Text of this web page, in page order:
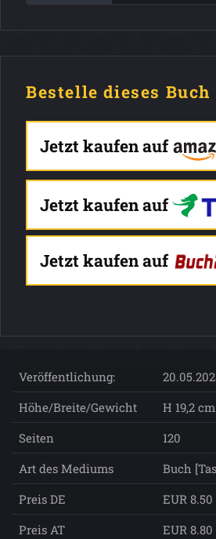
Bestelle dieses
Jetzt kaufen auf
Jetzt kaufen auf
Jetzt kaufen auf
Veröffentlichung:
Höhe/Breite/Gewicht
H 19,2
Seiten
120
Art des Mediums
Buch
Preis DE
EUR 8.50
Preis AT
EUR 8.80